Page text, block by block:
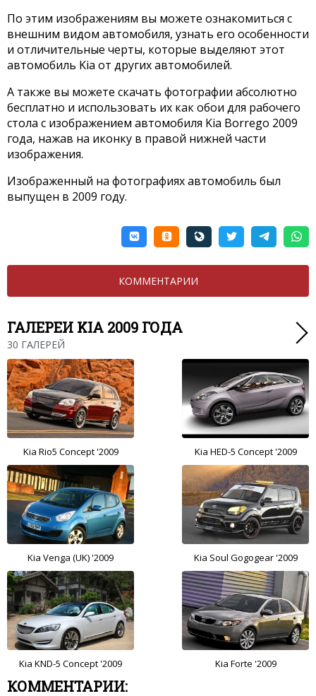
По этим изображениям вы можете ознакомиться с
внешним видом автомобиля, узнать его особенности
и отличительные черты, которые выделяют этот
автомобиль Kia от других автомобилей.
А также вы можете скачать фотографии абсолютно
бесплатно и использовать их как обои для рабочего
стола с изображением автомобиля Kia Borrego 2009
года, нажав на иконку в правой нижней части
изображения.
Изображенный на фотографиях автомобиль был
выпущен в 2009 году.
КОММЕНТАРИИ
ГАЛЕРЕИ KIA 2009 ГОДА
30 ГАЛЕРЕЙ
Kia Rio5 Concept '2009 Kia HED-5 Concept '2009
Kia Venga (UK) '2009 Kia Soul Gogogear '2009
Kia KND-5 Concept '2009 Kia Forte '2009
КОММЕНТАРИИ: